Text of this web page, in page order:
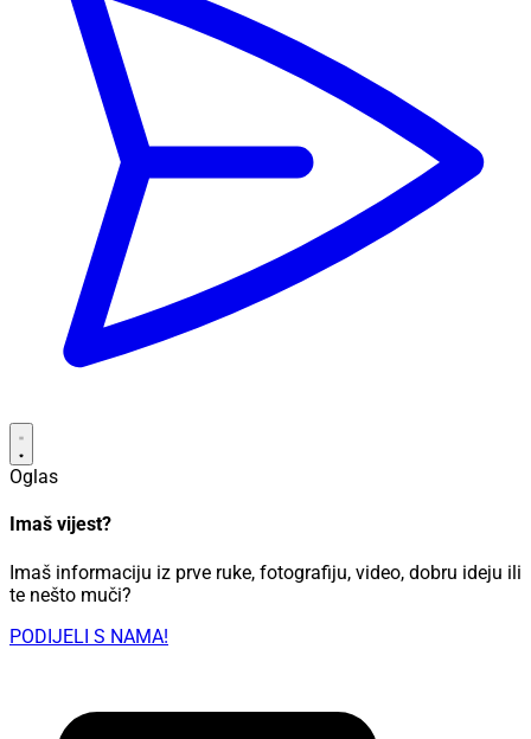
Oglas
Imaš vijest?
Imaš informaciju iz prve ruke, fotografiju, video, dobru ideju ili
te nešto muči?
PODIJELI S NAMA!